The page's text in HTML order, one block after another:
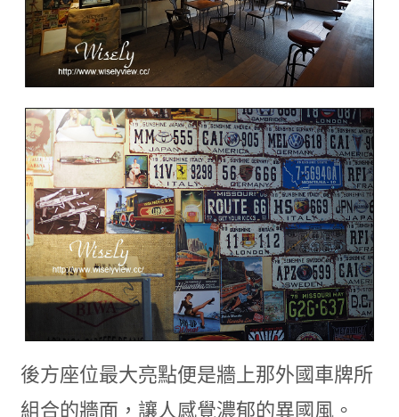
後方座位最大亮點便是牆上那外國車牌所
組合的牆面，讓人感覺濃郁的異國風。